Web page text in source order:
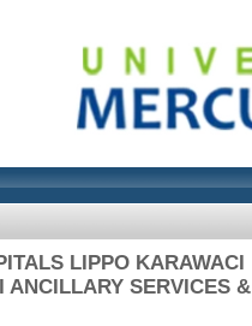
LIPPO KARAWACI
ANCILLARY SERVICES &